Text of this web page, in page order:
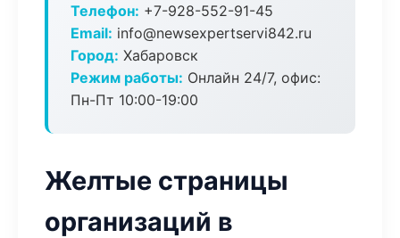
Телефон: +7-928-552-91-45
Email: info@newsexpertservi842.ru
Город: Хабаровск
Режим работы: Онлайн 24/7, офис:
Пн-Пт 10:00-19:00
Желтые страницы
организаций в